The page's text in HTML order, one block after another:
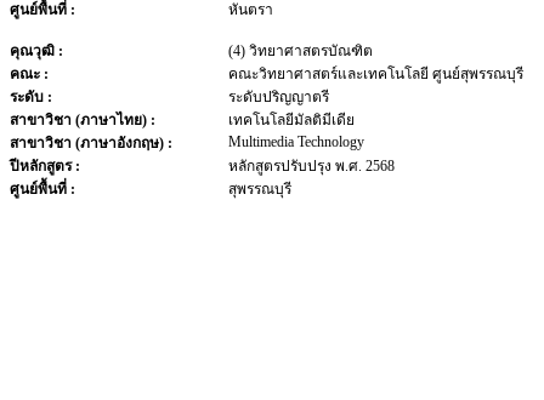
ศูนย์พื้นที่ :
หันตรา
คุณวุฒิ :
(4) วิทยาศาสตรบัณฑิต
คณะ :
คณะวิทยาศาสตร์และเทคโนโลยี ศูนย์สุพรรณบุรี
ระดับ :
ระดับปริญญาตรี
สาขาวิชา (ภาษาไทย) :
เทคโนโลยีมัลติมีเดีย
สาขาวิชา (ภาษาอังกฤษ) :
Multimedia Technology
ปีหลักสูตร :
หลักสูตรปรับปรุง พ.ศ. 2568
ศูนย์พื้นที่ :
สุพรรณบุรี